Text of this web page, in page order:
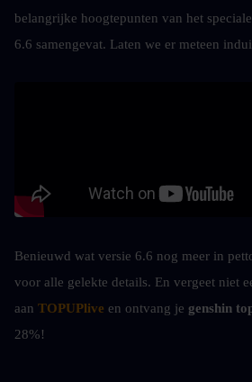
belangrijke hoogtepunten van het
6.6 samengevat. Laten we er meteen
Benieuwd wat versie 6.6 nog meer in
voor alle gelekte details. En vergeet niet
aan TOPUPlive en ontvang je genshin
28%!